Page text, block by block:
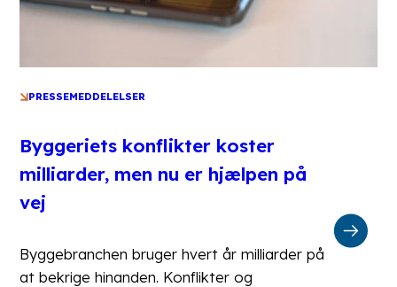
PRESSEMEDDELELSER
Byggeriets konflikter koster
milliarder, men nu er hjælpen på
vej
Byggebranchen bruger hvert år milliarder på
at bekrige hinanden. Konflikter og